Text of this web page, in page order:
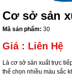
Cơ sở sản
Mã sản phẩm: 30
Giá : Liên Hệ
Là cơ sở sản xuất trực
thể chọn nhiều màu sắc